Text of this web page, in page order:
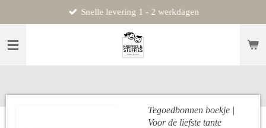
direct
naar
Snelle levering 1 - 2 werkdagen
Tegoedbonnen boekje |
Voor de liefste tante